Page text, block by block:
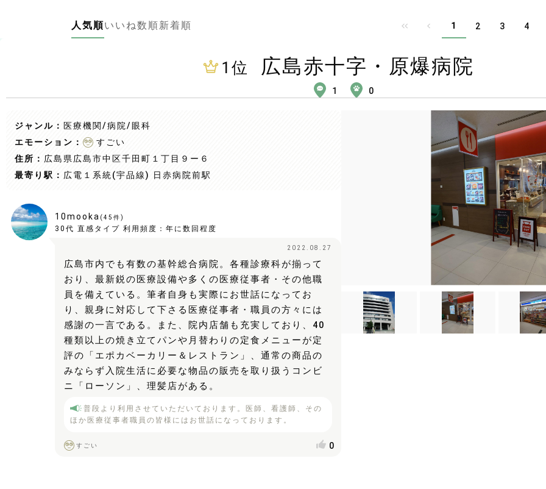
人気順いいね数順新着順 1 2 3 4
1 位 広島赤十字・原爆病院
1 0
ジャンル： 医療機関/病院/眼科
エモーション：
すごい
住所： 広島県広島市中区千田町１丁目９ー６
最寄り駅： 広電１系統(宇品線) 日赤病院前駅
10mooka ( 45 件)
30代 直感タイプ 利用頻度： 年に数回程度
2022.08.27
広島市内でも有数の基幹総合病院。各種診療科が揃って
おり、最新鋭の医療設備や多くの医療従事者・その他職
員を備えている。筆者自身も実際にお世話になってお
り、親身に対応して下さる医療従事者・職員の方々には
感謝の一言である。また、院内店舗も充実しており、40
種類以上の焼き立てパンや月替わりの定食メニューが定
評の「エポカベーカリー＆レストラン」、通常の商品の
みならず入院生活に必要な物品の販売を取り扱うコンビ
ニ「ローソン」、理髪店がある。
すごい 0
普段より利用させていただいております。医師、看護師、その
ほか医療従事者職員の皆様にはお世話になっております。